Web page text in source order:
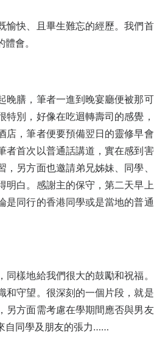
愉快、且畢生難忘的經歷。我們
會。
膳，筆者一進到晚宴廳便被那
特別，好像在吃迴轉壽司的感覺
店，筆者便要預備翌日的靈修早
首次以普通話講道，實在感到
，另方面也邀請弟兄姊妹、同學
明白。感謝主的保守，第二天早
是同行的香港同學或是當地的普
樣地給我們很大的鼓勵和祝福
和守望。很深刻的一個片段，就
方面需考慮在學期間應否與男
自同學及朋友的張力……